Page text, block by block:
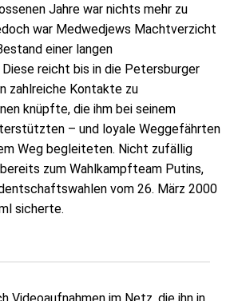
Jahre war nichts mehr zu
war Medwedjews Machtverzicht
einer langen
reicht bis in die Petersburger
zahlreiche Kontakte zu
knüpfte, die ihm bei seinem
– und loyale Weggefährten
Weg begleiteten. Nicht zufällig
zum Wahlkampfteam Putins,
vom 26. März 2000
sicherte.